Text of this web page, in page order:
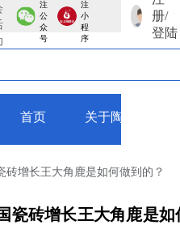
注
公
众
号
注
小
程
序
册/
登陆
首页 关于陶博会
砖增长王大角鹿是如何做到的？
瓷砖增长王大角鹿是